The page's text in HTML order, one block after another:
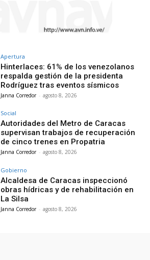
Apertura
Hinterlaces: 61% de los venezolanos
respalda gestión de la presidenta
Rodríguez tras eventos sísmicos
Janna Corredor - agosto 8, 2026
Social
Autoridades del Metro de Caracas
supervisan trabajos de recuperación
de cinco trenes en Propatria
Janna Corredor - agosto 8, 2026
Gobierno
Alcaldesa de Caracas inspeccionó
obras hídricas y de rehabilitación en
La Silsa
Janna Corredor - agosto 8, 2026